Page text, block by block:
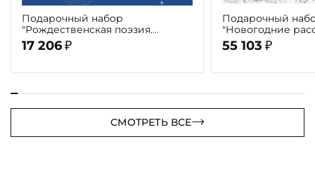
Подарочный набор
"Рождественская поэзия.
Елочная игрушка Ангелочек –
колокольчик"
17 206 ₽
Подарочный
"Новогодние
игрушки Дед
Снегурочка"
55 103 ₽
СМОТРЕТЬ ВСЕ